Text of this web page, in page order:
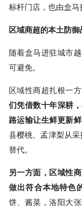
标杆门店，也由盒马
区域商超的本土防御
随着盒马进驻城市
可避免。
区域性商超扎根一
们凭借数十年深耕
路运输让生鲜更新
县樱桃、孟津梨从
替代。
另一方面，区域性
做出符合本地特色
饼、酱菜，洛阳大